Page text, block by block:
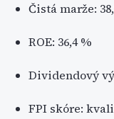
Čistá marže:
ROE: 36,4 %
Dividendový
FPI skóre: